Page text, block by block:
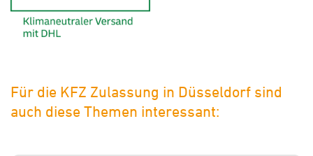
Für die KFZ Zulassung in Düsseldorf sind
auch diese Themen interessant: